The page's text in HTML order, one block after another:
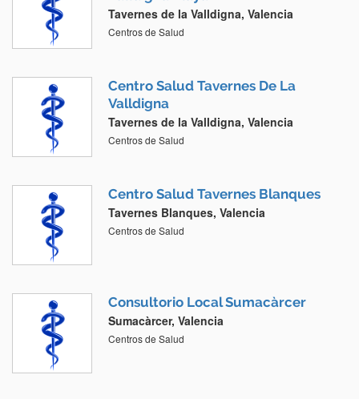
Tavernes de la Valldigna, Valencia
Centros de Salud
Centro Salud Tavernes De La
Valldigna
Tavernes de la Valldigna, Valencia
Centros de Salud
Centro Salud Tavernes Blanques
Tavernes Blanques, Valencia
Centros de Salud
Consultorio Local Sumacàrcer
Sumacàrcer, Valencia
Centros de Salud